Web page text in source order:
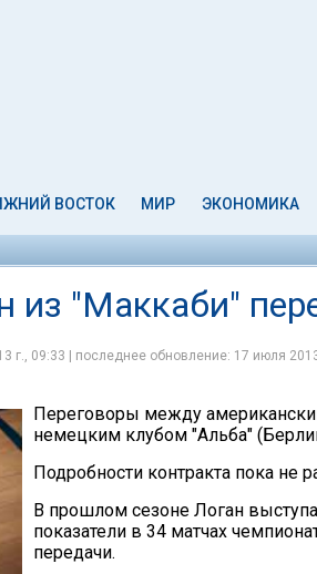
ВОСТОК МИР ЭКОНОМИКА
из "Маккаби"
г., 09:33 | последнее обновление: 17 июля 2013
Переговоры между
немецким клубом "Альба"
Подробности контракта пока не
В прошлом сезоне Логан
показатели в 34 матчах
передачи.